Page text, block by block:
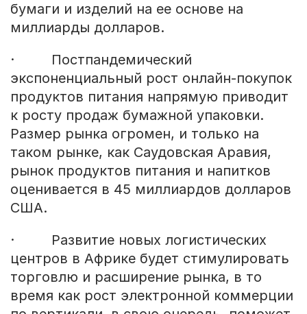
бумаги и изделий на ее основе на
миллиарды долларов.
· Постпандемический
экспоненциальный рост онлайн-покупок
продуктов питания напрямую приводит
к росту продаж бумажной упаковки.
Размер рынка огромен, и только на
таком рынке, как Саудовская Аравия,
рынок продуктов питания и напитков
оценивается в 45 миллиардов долларов
США.
· Развитие новых логистических
центров в Африке будет стимулировать
торговлю и расширение рынка, в то
время как рост электронной коммерции